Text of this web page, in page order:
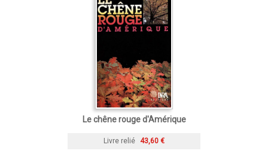
Le chêne rouge d'Amérique
Livre relié 43,60 €